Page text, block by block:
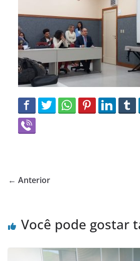
← Anterior
Você pode gostar